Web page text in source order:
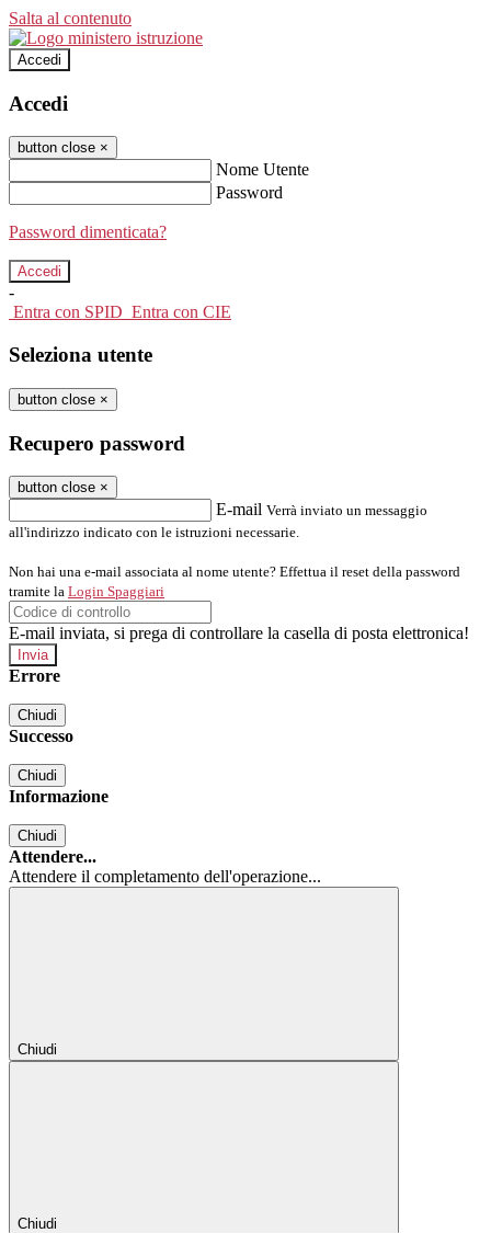
Salta al contenuto
Accedi
Accedi
button close ×
Nome Utente
Password
Password dimenticata?
-
Entra con SPID Entra con CIE
Seleziona utente
button close ×
Recupero password
button close ×
E-mail Verrà inviato un messaggio
all'indirizzo indicato con le istruzioni necessarie.
Non hai una e-mail associata al nome utente? Effettua il reset della password
tramite la Login Spaggiari
E-mail inviata, si prega di controllare la casella di posta elettronica!
Errore
Chiudi
Successo
Chiudi
Informazione
Chiudi
Attendere...
Attendere il completamento dell'operazione...
Chiudi
Chiudi